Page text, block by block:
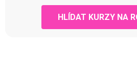
HLÍDAT KURZY NA